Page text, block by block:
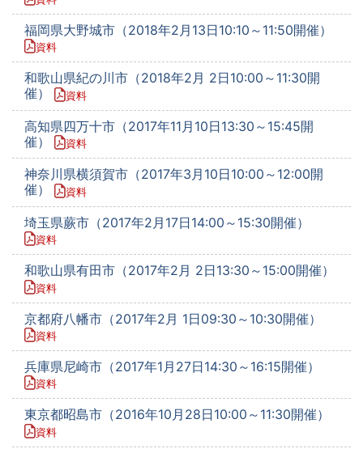
福岡県大野城市（2018年2月13日10:10～11:50開催）
資料
和歌山県紀の川市（2018年2月 2日10:00～11:30開
催）
資料
高知県四万十市（2017年11月10日13:30～15:45開
催）
資料
神奈川県横須賀市（2017年3月10日10:00～12:00開
催）
資料
埼玉県蕨市（2017年2月17日14:00～15:30開催）
資料
和歌山県有田市（2017年2月 2日13:30～15:00開催）
資料
京都府八幡市（2017年2月 1日09:30～10:30開催）
資料
兵庫県尼崎市（2017年1月27日14:30～16:15開催）
資料
東京都昭島市（2016年10月28日10:00～11:30開催）
資料